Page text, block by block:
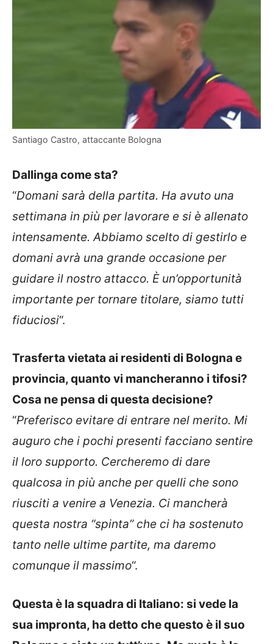
Santiago Castro, attaccante Bologna
Dallinga come sta?
“Domani sarà della partita. Ha avuto una
settimana in più per lavorare e si è allenato
intensamente. Abbiamo scelto di gestirlo e
domani avrà una grande occasione per
guidare il nostro attacco. È un’opportunità
importante per tornare titolare, siamo tutti
fiduciosi“.
Trasferta vietata ai residenti di Bologna e
provincia, quanto vi mancheranno i tifosi?
Cosa ne pensa di questa decisione?
“Preferisco evitare di entrare nel merito. Mi
auguro che i pochi presenti facciano sentire
il loro supporto. Cercheremo di dare
qualcosa in più anche per quelli che sono
riusciti a venire a Venezia. Ci mancherà
questa nostra “spinta” che ci ha sostenuto
tanto nelle ultime partite, ma daremo
comunque il massimo“.
Questa è la squadra di Italiano: si vede la
sua impronta, ha detto che questo è il suo